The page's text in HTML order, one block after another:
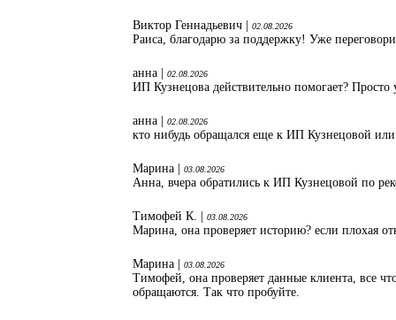
Виктор Геннадьевич | 02.08.2026
Раиса, благодарю за поддержку! Уже
анна | 02.08.2026
ИП Кузнецова действительно помогает?
анна | 02.08.2026
кто нибудь обращался еще к ИП Кузнецовой или
Марина | 03.08.2026
Анна, вчера обратились к ИП Кузнецовой по
Тимофей К. | 03.08.2026
Марина, она проверяет историю? если плохая
Марина | 03.08.2026
Тимофей, она проверяет данные клиента, все
обращаются. Так что пробуйте.